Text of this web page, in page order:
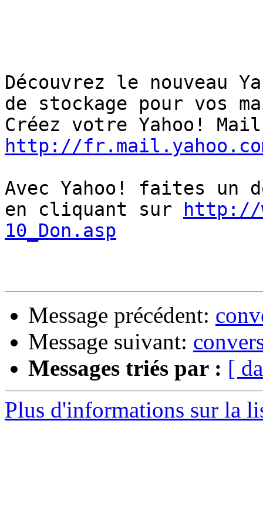
Découvrez le nouveau
de stockage pour vos
http://
Avec Yahoo! faites un
en cliquant sur
http://
10_Don.asp
Message précédent:
Message suivant:
Messages triés par : [
Plus d'informations sur la